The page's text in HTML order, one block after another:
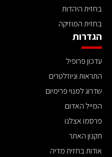
בחזית היהדות
בחזית המוזיקה
הגדרות
עדכון פרופיל
התראות וניוזלטרים
שדרוג למנוי פרימיום
המייל האדום
פרסמו אצלנו
תקנון האתר
אודות בחזית מדיה